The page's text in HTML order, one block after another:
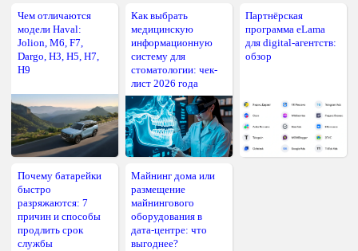
Чем отличаются
модели Haval:
Jolion, M6, F7,
Dargo, H3, H5, H7,
H9
Как выбрать
медицинскую
информационную
систему для
стоматологии: чек-
лист 2026 года
Партнёрская
программа eLama
для digital-агентств:
обзор
Почему батарейки
быстро
разряжаются: 7
причин и способы
продлить срок
службы
Майнинг дома или
размещение
майнингового
оборудования в
дата-центре: что
выгоднее?